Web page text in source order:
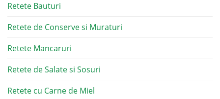
Retete Bauturi
Retete de Conserve si Muraturi
Retete Mancaruri
Retete de Salate si Sosuri
Retete cu Carne de Miel